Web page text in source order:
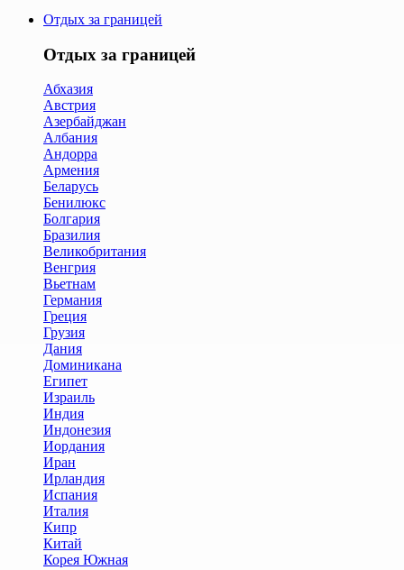
Отдых за границей
Отдых за границей
Абхазия
Австрия
Азербайджан
Албания
Андорра
Армения
Беларусь
Бенилюкс
Болгария
Бразилия
Великобритания
Венгрия
Вьетнам
Германия
Греция
Грузия
Дания
Доминикана
Египет
Израиль
Индия
Индонезия
Иордания
Иран
Ирландия
Испания
Италия
Кипр
Китай
Корея Южная